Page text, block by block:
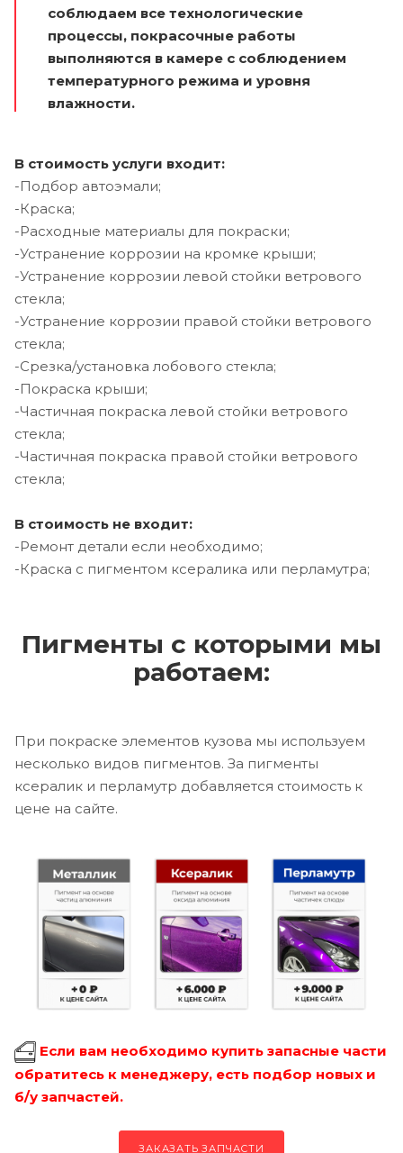
соблюдаем все технологические
процессы, покрасочные работы
выполняются в камере с соблюдением
температурного режима и уровня
влажности.
В стоимость услуги входит:
-Подбор автоэмали;
-Краска;
-Расходные материалы для покраски;
-Устранение коррозии на кромке крыши;
-Устранение коррозии левой стойки ветрового
стекла;
-Устранение коррозии правой стойки ветрового
стекла;
-Срезка/установка лобового стекла;
-Покраска крыши;
-Частичная покраска левой стойки ветрового
стекла;
-Частичная покраска правой стойки ветрового
стекла;
В стоимость не входит:
-Ремонт детали если необходимо;
-Краска с пигментом ксералика или перламутра;
Пигменты с которыми мы
работаем:
При покраске элементов кузова мы используем
несколько видов пигментов. За пигменты
ксералик и перламутр добавляется стоимость к
цене на сайте.
Если вам необходимо купить запасные части
обратитесь к менеджеру, есть подбор новых и
б/у запчастей.
ЗАКАЗАТЬ ЗАПЧАСТИ